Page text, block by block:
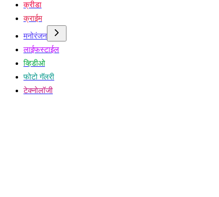
क्रीडा
क्राईम
मनोरंजन
लाईफस्टाईल
व्हिडीओ
फोटो गॅलरी
टेक्नोलॉजी